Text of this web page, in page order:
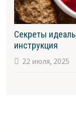
Секреты
инструкция
22 июля, 2025